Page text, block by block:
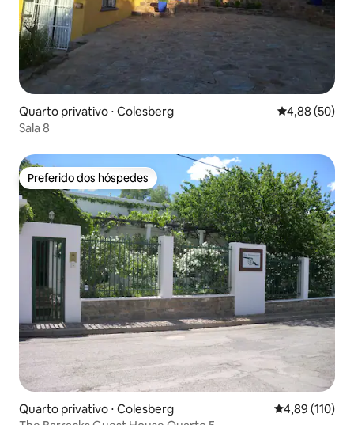
Quarto privativo ⋅ Colesberg 4,88 de uma
4,88 (50)
Sala 8
Preferido dos hóspedes
Preferido dos hóspedes
Quarto privativo ⋅ Colesberg 4,89 de uma
4,89 (110)